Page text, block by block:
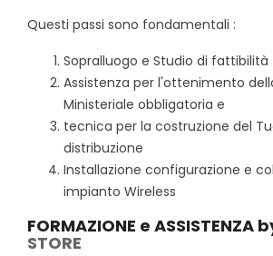
Questi passi sono fondamentali :
Sopralluogo e Studio di fattibilità
Assistenza per l'ottenimento
Ministeriale obbligatoria e
tecnica per la costruzione del
distribuzione
Installazione configurazione e
impianto Wireless
FORMAZIONE e ASSISTENZA
STORE